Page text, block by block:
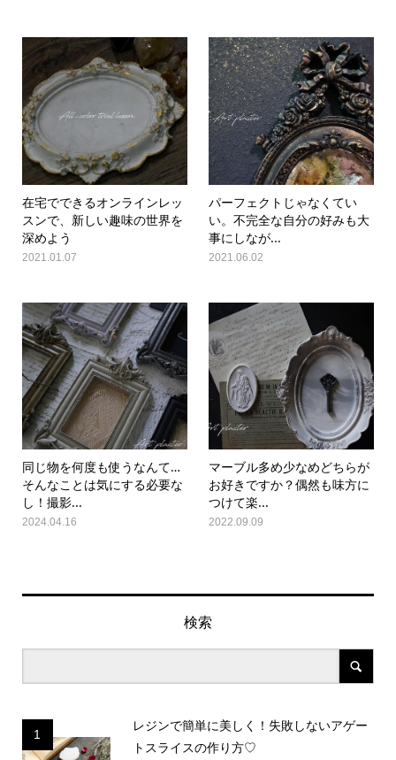
在宅でできるオンラインレッ
スンで、新しい趣味の世界を
深めよう
2021.01.07
パーフェクトじゃなくてい
い。不完全な自分の好みも大
事にしなが...
2021.06.02
同じ物を何度も使うなんて…
そんなことは気にする必要な
し！撮影...
2024.04.16
マーブル多め少なめどちらが
お好きですか？偶然も味方に
つけて楽...
2022.09.09
検索
1
レジンで簡単に美しく！失敗しないアゲー
トスライスの作り方♡